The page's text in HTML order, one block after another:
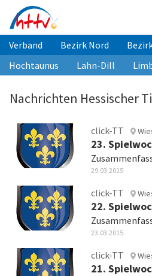
Inhalt
springen
Verband Bezirk Nord
Hochtaunus
Lahn-Dill
Nachrichten Hessischer
click-TT
23.
29.03.2015
click-TT
22.
23.03.2015
click-TT
21.